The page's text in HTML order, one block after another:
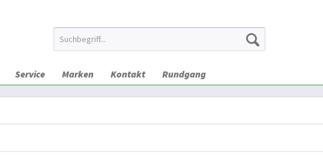
Service Marken Kontakt Rundgang